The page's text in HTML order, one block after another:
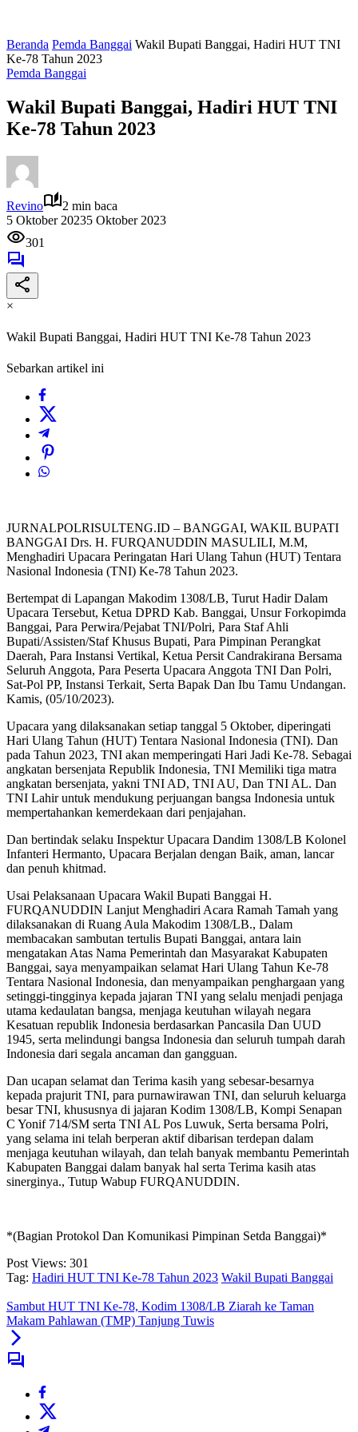
Beranda Pemda Banggai Wakil Bupati Banggai, Hadiri HUT TNI
Ke-78 Tahun 2023
Pemda Banggai
Wakil Bupati Banggai, Hadiri HUT TNI
Ke-78 Tahun 2023
Revino
2 min baca
5 Oktober 20235 Oktober 2023
301
×
Wakil Bupati Banggai, Hadiri HUT TNI Ke-78 Tahun 2023
Sebarkan artikel ini
JURNALPOLRISULTENG.ID – BANGGAI, WAKIL BUPATI
BANGGAI Drs. H. FURQANUDDIN MASULILI, M.M,
Menghadiri Upacara Peringatan Hari Ulang Tahun (HUT) Tentara
Nasional Indonesia (TNI) Ke-78 Tahun 2023.
Bertempat di Lapangan Makodim 1308/LB, Turut Hadir Dalam
Upacara Tersebut, Ketua DPRD Kab. Banggai, Unsur Forkopimda
Banggai, Para Perwira/Pejabat TNI/Polri, Para Staf Ahli
Bupati/Assisten/Staf Khusus Bupati, Para Pimpinan Perangkat
Daerah, Para Instansi Vertikal, Ketua Persit Candrakirana Bersama
Seluruh Anggota, Para Peserta Upacara Anggota TNI Dan Polri,
Sat-Pol PP, Instansi Terkait, Serta Bapak Dan Ibu Tamu Undangan.
Kamis, (05/10/2023).
Upacara yang dilaksanakan setiap tanggal 5 Oktober, diperingati
Hari Ulang Tahun (HUT) Tentara Nasional Indonesia (TNI). Dan
pada Tahun 2023, TNI akan memperingati Hari Jadi Ke-78. Sebagai
angkatan bersenjata Republik Indonesia, TNI Memiliki tiga matra
angkatan bersenjata, yakni TNI AD, TNI AU, Dan TNI AL. Dan
TNI Lahir untuk mendukung perjuangan bangsa Indonesia untuk
mempertahankan kemerdekaan dari penjajahan.
Dan bertindak selaku Inspektur Upacara Dandim 1308/LB Kolonel
Infanteri Hermanto, Upacara Berjalan dengan Baik, aman, lancar
dan penuh khitmad.
Usai Pelaksanaan Upacara Wakil Bupati Banggai H.
FURQANUDDIN Lanjut Menghadiri Acara Ramah Tamah yang
dilaksanakan di Ruang Aula Makodim 1308/LB., Dalam
membacakan sambutan tertulis Bupati Banggai, antara lain
mengatakan Atas Nama Pemerintah dan Masyarakat Kabupaten
Banggai, saya menyampaikan selamat Hari Ulang Tahun Ke-78
Tentara Nasional Indonesia, dan menyampaikan penghargaan yang
setinggi-tingginya kepada jajaran TNI yang selalu menjadi penjaga
utama kedaulatan bangsa, menjaga keutuhan wilayah negara
Kesatuan republik Indonesia berdasarkan Pancasila Dan UUD
1945, serta melindungi bangsa Indonesia dan seluruh tumpah darah
Indonesia dari segala ancaman dan gangguan.
Dan ucapan selamat dan Terima kasih yang sebesar-besarnya
kepada prajurit TNI, para purnawirawan TNI, dan seluruh keluarga
besar TNI, khususnya di jajaran Kodim 1308/LB, Kompi Senapan
C Yonif 714/SM serta TNI AL Pos Luwuk, Serta bersama Polri,
yang selama ini telah berperan aktif dibarisan terdepan dalam
menjaga keutuhan wilayah, dan telah banyak membantu Pemerintah
Kabupaten Banggai dalam banyak hal serta Terima kasih atas
sinerginya., Tutup Wabup FURQANUDDIN.
*(Bagian Protokol Dan Komunikasi Pimpinan Setda Banggai)*
Post Views: 301
Tag: Hadiri HUT TNI Ke-78 Tahun 2023 Wakil Bupati Banggai
Sambut HUT TNI Ke-78, Kodim 1308/LB Ziarah ke Taman
Makam Pahlawan (TMP) Tanjung Tuwis